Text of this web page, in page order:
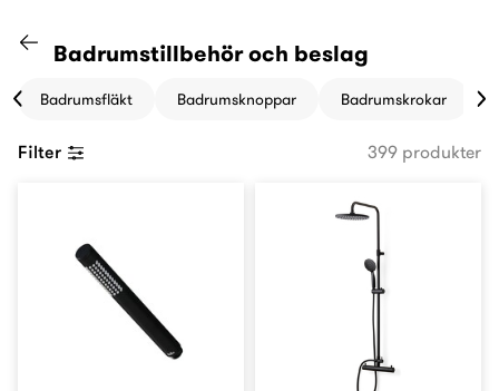
Gå till kategorin "Sortiment"
Badrumstillbehör och beslag
Badrumsfläkt Badrumsknoppar Badrumskrokar
Filter 399 produkter